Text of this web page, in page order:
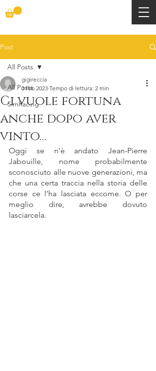
Post
All Posts
SimRacing
All Posts
Ci vuole fortuna
anche dopo aver
vinto…
gigireccia
3 feb 2023 Tempo di lettura: 2 min
Oggi se n’è andato Jean-Pierre
Jabouille, nome probabilmente
sconosciuto alle nuove generazioni, ma
che una certa traccia nella storia delle
corse ce l’ha lasciata eccome. O per
meglio dire, avrebbe dovuto
lasciarcela.